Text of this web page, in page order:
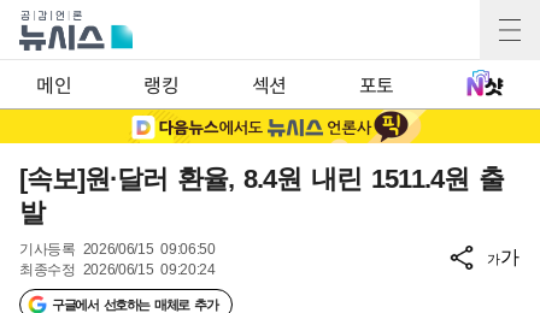
메인 랭킹 섹션 포토
[속보]원·달러 환율, 8.4원 내린 1511.4원 출
발
기사등록 2026/06/15 09:06:50
최종수정 2026/06/15 09:20:24
구글에서 선호하는 매체로 추가
가가